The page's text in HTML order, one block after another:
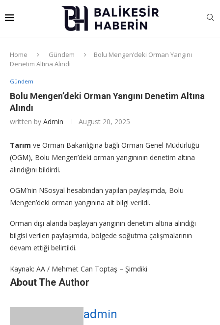
Home Gündem
Bolu Mengen’deki Orman Yangını
Denetim Altına Alındı
Gündem
Bolu Mengen’deki Orman Yangını Denetim Altına
Alındı
written by Admin August 20, 2025
Tarım ve Orman Bakanlığına bağlı Orman Genel Müdürlüğü
(OGM), Bolu Mengen’deki orman yangınının denetim altına
alındığını bildirdi.
OGM’nin NSosyal hesabından yapılan paylaşımda, Bolu
Mengen’deki orman yangınına ait bilgi verildi.
Orman dışı alanda başlayan yangının denetim altına alındığı
bilgisi verilen paylaşımda, bölgede soğutma çalışmalarının
devam ettiği belirtildi.
Kaynak: AA / Mehmet Can Toptaş – Şimdiki
About The Author
admin